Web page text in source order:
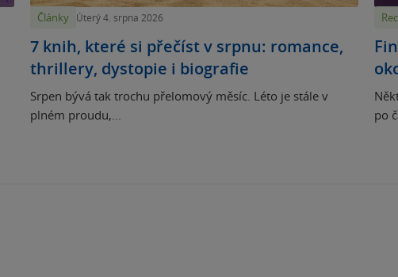
Články Úterý 4. srpna 2026
7 knih, které si přečíst v srpnu: romance,
thrillery, dystopie i biografie
Srpen bývá tak trochu přelomový měsíc. Léto je stále v
plném proudu,...
po